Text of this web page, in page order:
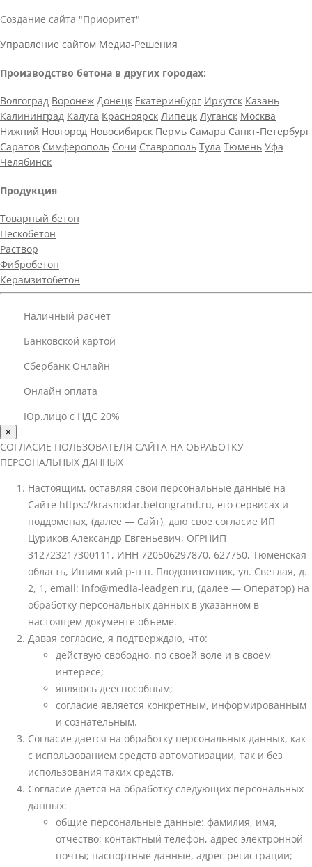
Создание сайта "Приоритет"
Управление сайтом Медиа-Решения
Производство бетона в других городах:
Волгоград Воронеж Донецк Екатеринбург Иркутск Казань
Калининград Калуга Красноярск Липецк Луганск Москва
Нижний Новгород Новосибирск Пермь Самара Санкт-Петербург
Саратов Симферополь Сочи Ставрополь Тула Тюмень Уфа
Челябинск
Продукция
Товарный бетон
Пескобетон
Раствор
Фибробетон
Керамзитобетон
Наличный расчёт
Банковской картой
Сбербанк Онлайн
Онлайн оплата
Юр.лицо с НДС 20%
×
СОГЛАСИЕ ПОЛЬЗОВАТЕЛЯ САЙТА НА ОБРАБОТКУ
ПЕРСОНАЛЬНЫХ ДАННЫХ
Настоящим, оставляя свои персональные данные на
Сайте https://krasnodar.betongrand.ru, его сервисах и
поддоменах, (далее — Сайт), даю свое согласие ИП
Цуриков Александр Евгеньевич, ОГРНИП
312723217300111, ИНН 720506297870, 627750, Тюменская
область, Ишимский р-н п. Плодопитомник, ул. Светлая, д.
2, 1, email: info@media-leadgen.ru, (далее — Оператор) на
обработку персональных данных в указанном в
настоящем документе объеме.
Давая согласие, я подтверждаю, что:
действую свободно, по своей воле и в своем
интересе;
являюсь дееспособным;
согласие является конкретным, информированным
и сознательным.
Согласие дается на обработку персональных данных, как
с использованием средств автоматизации, так и без
использования таких средств.
Согласие дается на обработку следующих персональных
данных:
общие персональные данные: фамилия, имя,
отчество; контактный телефон, адрес электронной
почты; паспортные данные, адрес регистрации;